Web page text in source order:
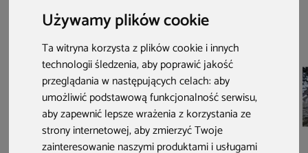
Używamy plików cookie
Ta witryna korzysta z plików cookie i innych
technologii śledzenia, aby poprawić jakość
przeglądania w następujących celach:aby
umożliwić podstawową funkcjonalność serwisu,
aby zapewnić lepsze wrażenia z korzystania ze
strony internetowej,aby zmierzyć Twoje
zainteresowanie naszymi produktami i usługami
Aktualne oferty
Nowość Nowość